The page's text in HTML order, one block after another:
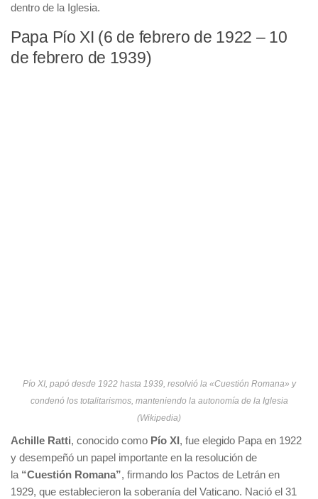
dentro de la Iglesia.
Papa Pío XI (6 de febrero de 1922 – 10
de febrero de 1939)
Pío XI, papó desde 1922 hasta 1939, resolvió la «Cuestión Romana» y
condenó los totalitarismos, manteniendo la autonomía de la Iglesia
(Wikipedia)
Achille Ratti, conocido como Pío XI, fue elegido Papa en 1922
y desempeñó un papel importante en la resolución de
la “Cuestión Romana”, firmando los Pactos de Letrán en
1929, que establecieron la soberanía del Vaticano. Nació el 31